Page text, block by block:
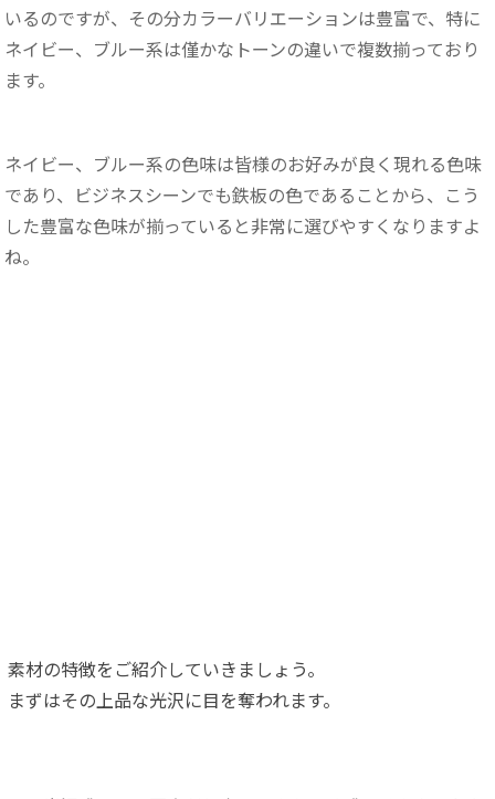
いるのですが、その分カラーバリエーションは豊富で、特に
ネイビー、ブルー系は僅かなトーンの違いで複数揃っており
ます。
ネイビー、ブルー系の色味は皆様のお好みが良く現れる色味
であり、ビジネスシーンでも鉄板の色であることから、こう
した豊富な色味が揃っていると非常に選びやすくなりますよ
ね。
素材の特徴をご紹介していきましょう。
まずはその上品な光沢に目を奪われます。